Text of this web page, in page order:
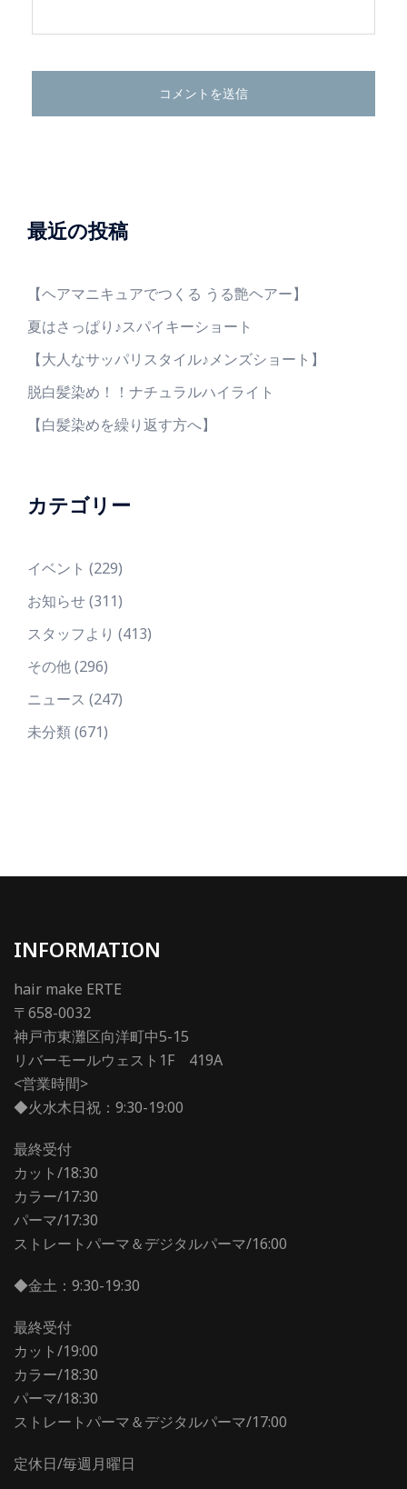
最近の投稿
【ヘアマニキュアでつくる うる艶ヘアー】
夏はさっぱり♪スパイキーショート
【大人なサッパリスタイル♪メンズショート】
脱白髪染め！！ナチュラルハイライト
【白髪染めを繰り返す方へ】
カテゴリー
イベント (229)
お知らせ(311)
スタッフより (413)
その他(296)
ニュース (247)
未分類(671)
INFORMATION
hair make ERTE
〒658-0032
神戸市東灘区向洋町中5-15
リバーモールウェスト1F 419A
<営業時間>
◆火水木日祝：9:30-19:00
最終受付
カット/18:30
カラー/17:30
パーマ/17:30
ストレートパーマ＆デジタルパーマ/16:00
◆金土：9:30-19:30
最終受付
カット/19:00
カラー/18:30
パーマ/18:30
ストレートパーマ＆デジタルパーマ/17:00
定休日/毎週月曜日